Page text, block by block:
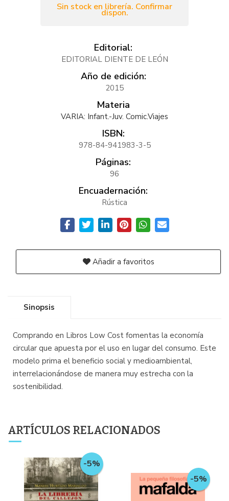
Sin stock en librería. Confirmar
dispon.
Editorial:
EDITORIAL DIENTE DE LEÓN
Año de edición:
2015
Materia
VARIA: Infant.-Juv. Comic.Viajes
ISBN:
978-84-941983-3-5
Páginas:
96
Encuadernación:
Rústica
Añadir a favoritos
Sinopsis
Comprando en Libros Low Cost fomentas la economía
circular que apuesta por el uso en lugar del consumo. Este
modelo prima el beneficio social y medioambiental,
interrelacionándose de manera muy estrecha con la
sostenibilidad.
ARTÍCULOS RELACIONADOS
-5%
-5%